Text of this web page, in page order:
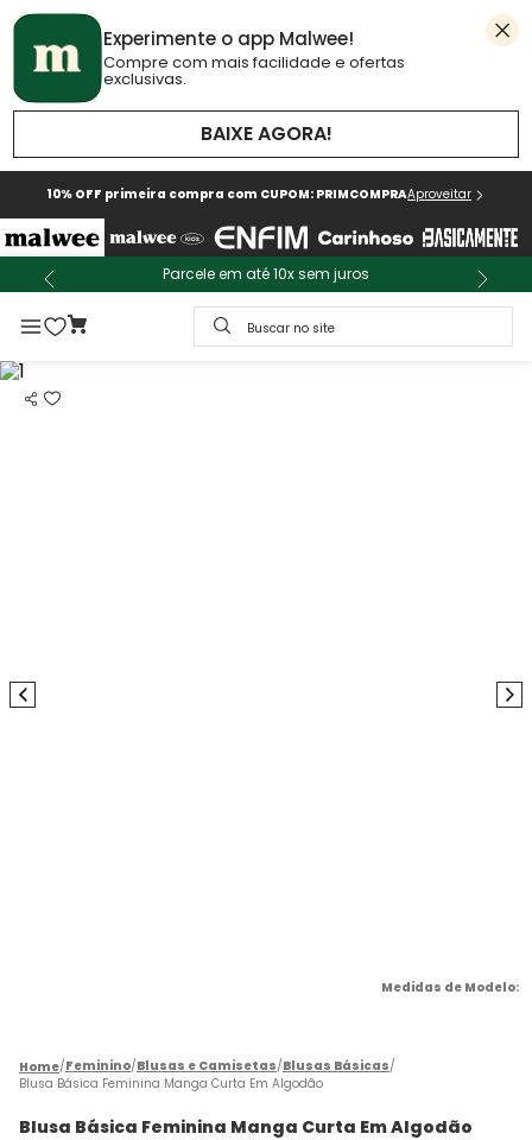
Experimente o app Malwee!
Compre com mais facilidade e ofertas
exclusivas.
BAIXE AGORA!
10% OFF primeira compra com CUPOM: PRIMCOMPRAAproveitar
Parcele em até 10x sem juros
Buscar no site
Feminino Blusas e Camisetas Blusas Básicas
Blusa Básica Feminina Manga Curta Em Algodão
Blusa Básica Feminina Manga Curta Em Algodão